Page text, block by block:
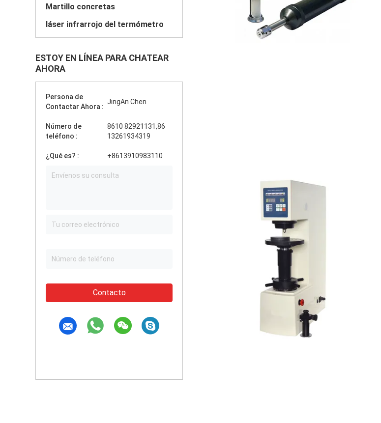
Martillo concretas
láser infrarrojo del termómetro
ESTOY EN LÍNEA PARA CHATEAR
AHORA
Persona de
Contactar Ahora :
JingAn Chen
Número de
teléfono :
8610 82921131,86
13261934319
¿Qué es? : +8613910983110
Contacto